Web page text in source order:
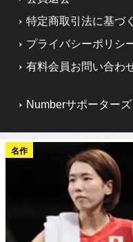
特定商取引法に基づ
プライバシーポリシ
有料会員お問い合わ
Numberサポーター
名作